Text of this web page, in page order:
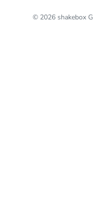
© 2026 shakebox